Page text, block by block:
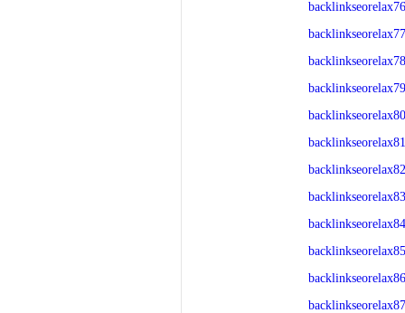
backlinkseorelax76
backlinkseorelax77
backlinkseorelax78
backlinkseorelax79
backlinkseorelax80
backlinkseorelax81
backlinkseorelax82
backlinkseorelax83
backlinkseorelax84
backlinkseorelax85
backlinkseorelax86
backlinkseorelax87